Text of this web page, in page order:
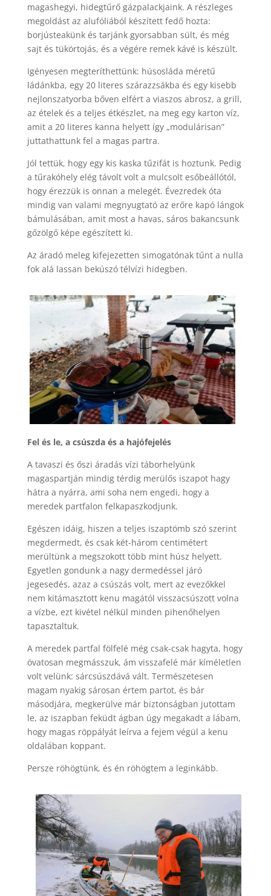
magashegyi, hidegtűrő gázpalackjaink. A részleges
megoldást az alufóliából készített fedő hozta:
borjústeakünk és tarjánk gyorsabban sült, és még
sajt és tükörtojás, és a végére remek kávé is készült.
Igényesen megteríthettünk: húsosláda méretű
ládánkba, egy 20 literes szárazzsákba és egy kisebb
nejlonszatyorba bőven elfért a viaszos abrosz, a grill,
az ételek és a teljes étkészlet, na meg egy karton víz,
amit a 20 literes kanna helyett így „modulárisan”
juttathattunk fel a magas partra.
Jól tettük, hogy egy kis kaska tűzifát is hoztunk. Pedig
a tűrakóhely elég távolt volt a mulcsolt esőbeállótól,
hogy érezzük is onnan a melegét. Évezredek óta
mindig van valami megnyugtató az erőre kapó lángok
bámulásában, amit most a havas, sáros bakancsunk
gőzölgő képe egészített ki.
Az áradó meleg kifejezetten simogatónak tűnt a nulla
fok alá lassan bekúszó télvízi hidegben.
Fel és le, a csúszda és a hajófejelés
A tavaszi és őszi áradás vízi táborhelyünk
magaspartján mindig térdig merülős iszapot hagy
hátra a nyárra, ami soha nem engedi, hogy a
meredek partfalon felkapaszkodjunk.
Egészen idáig, hiszen a teljes iszaptömb szó szerint
megdermedt, és csak két-három centimétert
merültünk a megszokott több mint húsz helyett.
Egyetlen gondunk a nagy dermedéssel járó
jegesedés, azaz a csúszás volt, mert az evezőkkel
nem kitámasztott kenu magától visszacsúszott volna
a vízbe, ezt kivétel nélkül minden pihenőhelyen
tapasztaltuk.
A meredek partfal fölfelé még csak-csak hagyta, hogy
óvatosan megmásszuk, ám visszafelé már kíméletlen
volt velünk: sárcsúszdává vált. Természetesen
magam nyakig sárosan értem partot, és bár
másodjára, megkerülve már biztonságban jutottam
le, az iszapban feküdt ágban úgy megakadt a lábam,
hogy magas röppályát leírva a fejem végül a kenu
oldalában koppant.
Persze röhögtünk, és én röhögtem a leginkább.